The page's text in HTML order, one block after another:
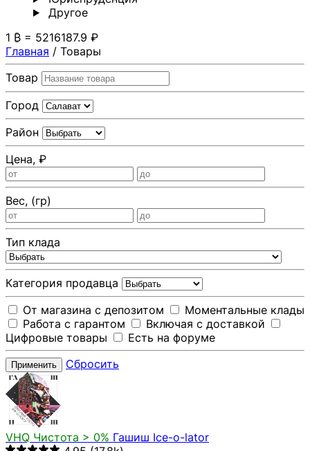
Другoе
1 ₿ = 5216187.9 ₽
Главная / Товары
Товар
Город
Район
Цена, ₽
Вес, (гр)
Тип клада
Категория продавца
От магазина с депозитом
Моментальные клады
Работа с гарантом
Включая с доставкой
Цифровые товары
Есть на форуме
Применить Сбросить
VHQ Чистота > 0% Гашиш Ice-o-lator